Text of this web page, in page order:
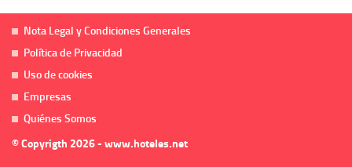
Nota Legal y Condiciones Generales
Política de Privacidad
Uso de cookies
Empresas
Quiénes Somos
© Copyrigth 2026 - www.hoteles.net